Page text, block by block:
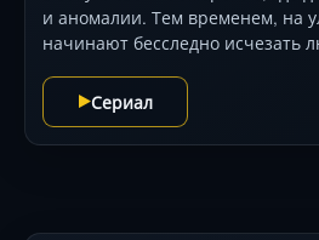
и аномалии. Тем временем, на
начинают бесследно исчезать
Сериал